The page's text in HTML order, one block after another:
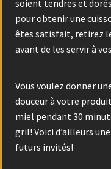
soient tendres et
pour obtenir une
êtes satisfait, retirez
avant de les servir à
Vous voulez donner
douceur à votre
miel pendant 30
gril! Voici d’ailleurs une
futurs invités!